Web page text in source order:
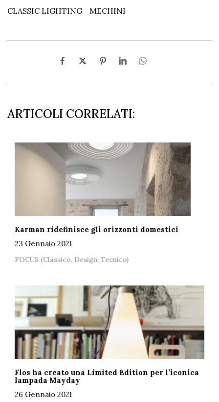
CLASSIC LIGHTING MECHINI
ARTICOLI CORRELATI:
Karman ridefinisce gli orizzonti domestici
23 Gennaio 2021
FOCUS (Classico, Design, Tecnico)
Flos ha creato una Limited Edition per l’iconica
lampada Mayday
26 Gennaio 2021